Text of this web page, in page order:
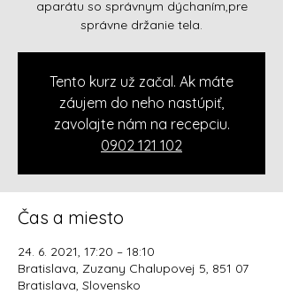
aparátu so správnym dýchaním,pre
správne držanie tela.
Tento kurz už začal. Ak máte
záujem do neho nastúpiť,
zavolajte nám na recepciu.
0902 121 102
Čas a miesto
24. 6. 2021, 17:20 – 18:10
Bratislava, Zuzany Chalupovej 5, 851 07
Bratislava, Slovensko